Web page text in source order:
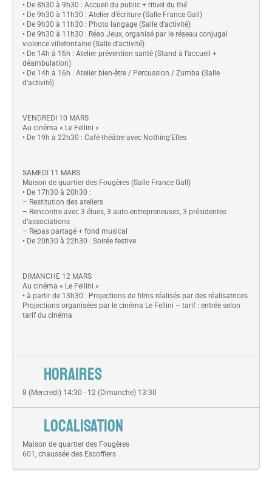
• De 8h30 à 9h30 : Accueil du public + rituel du thé
• De 9h30 à 11h30 : Atelier d’écriture (Salle France Gall)
• De 9h30 à 11h30 : Photo langage (Salle d’activité)
• De 9h30 à 11h30 : Réso Jeux, organisé par le réseau conjugal
violence villefontaine (Salle d’activité)
• De 14h à 16h : Atelier prévention santé (Stand à l’accueil +
déambulation)
• De 14h à 16h : Atelier bien-être / Percussion / Zumba (Salle
d’activité)
VENDREDI 10 MARS
Au cinéma « Le Fellini »
• De 19h à 22h30 : Café-théâtre avec Nothing’Elles
SAMEDI 11 MARS
Maison de quartier des Fougères (Salle France Gall)
• De 17h30 à 20h30 :
– Restitution des ateliers
– Rencontre avec 3 élues, 3 auto-entrepreneuses, 3 présidentes
d’associations
– Repas partagé + fond musical
• De 20h30 à 22h30 : Soirée festive
DIMANCHE 12 MARS
Au cinéma « Le Fellini »
• à partir de 13h30 : Projections de films réalisés par des réalisatrices
Projections organisées par le cinéma Le Fellini – tarif : entrée selon
tarif du cinéma
HORAIRES
8 (Mercredi) 14:30 - 12 (Dimanche) 13:30
LOCALISATION
Maison de quartier des Fougères
601, chaussée des Escoffiers